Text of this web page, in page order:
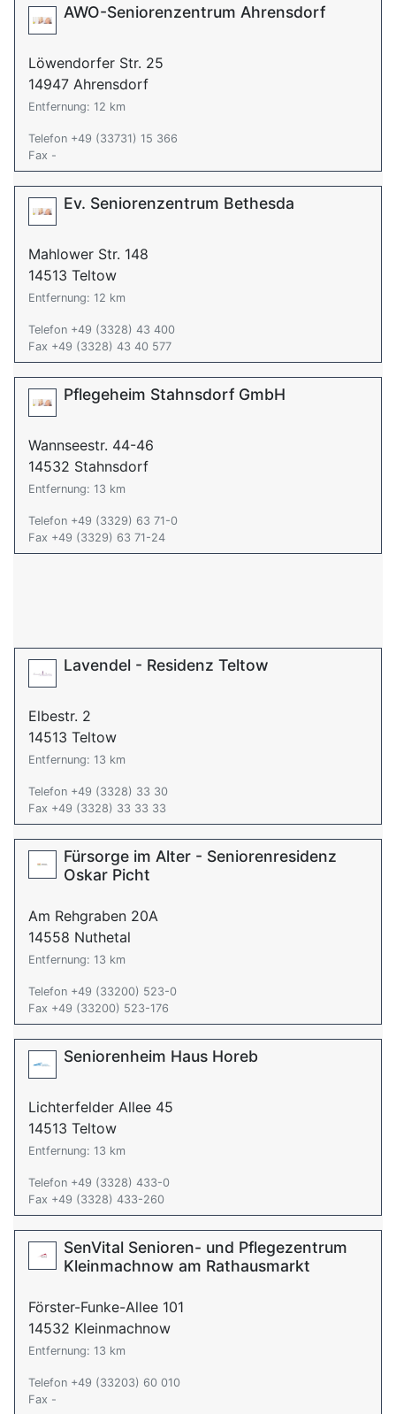
AWO-Seniorenzentrum Ahrensdorf
Löwendorfer Str. 25
14947 Ahrensdorf
Entfernung: 12 km
Telefon +49 (33731) 15 366
Fax -
Ev. Seniorenzentrum Bethesda
Mahlower Str. 148
14513 Teltow
Entfernung: 12 km
Telefon +49 (3328) 43 400
Fax +49 (3328) 43 40 577
Pflegeheim Stahnsdorf GmbH
Wannseestr. 44-46
14532 Stahnsdorf
Entfernung: 13 km
Telefon +49 (3329) 63 71-0
Fax +49 (3329) 63 71-24
Lavendel - Residenz Teltow
Elbestr. 2
14513 Teltow
Entfernung: 13 km
Telefon +49 (3328) 33 30
Fax +49 (3328) 33 33 33
Fürsorge im Alter - Seniorenresidenz
Oskar Picht
Am Rehgraben 20A
14558 Nuthetal
Entfernung: 13 km
Telefon +49 (33200) 523-0
Fax +49 (33200) 523-176
Seniorenheim Haus Horeb
Lichterfelder Allee 45
14513 Teltow
Entfernung: 13 km
Telefon +49 (3328) 433-0
Fax +49 (3328) 433-260
SenVital Senioren- und Pflegezentrum
Kleinmachnow am Rathausmarkt
Förster-Funke-Allee 101
14532 Kleinmachnow
Entfernung: 13 km
Telefon +49 (33203) 60 010
Fax -